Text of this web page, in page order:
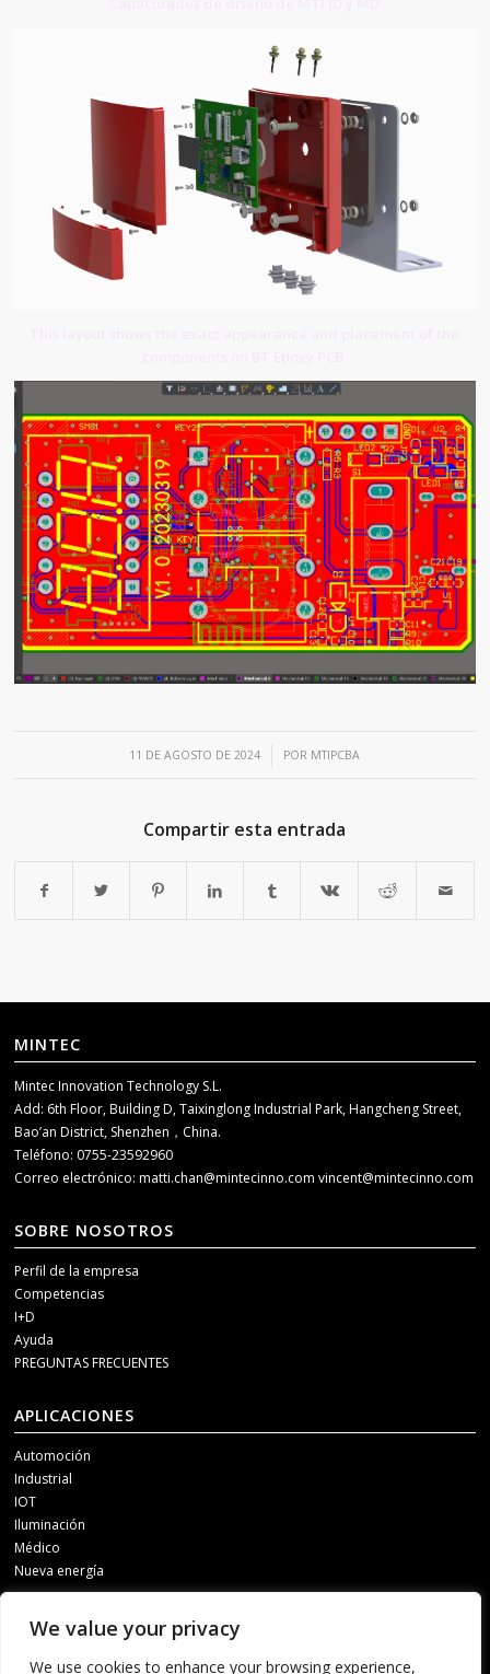
We value your privacy
We use cookies to enhance your browsing experience,
11 DE AGOSTO DE 2024
/ POR MTIPCBA
Compartir esta entrada
MINTEC
Mintec Innovation Technology S.L.
Add: 6th Floor, Building D, Taixinglong Industrial Park, Hangcheng Street,
Bao’an District, Shenzhen，China.
Teléfono: 0755-23592960
Correo electrónico:matti.chan@mintecinno.comvincent@mintecinno.com
SOBRE NOSOTROS
Perfil de la empresa
Competencias
I+D
Ayuda
PREGUNTAS FRECUENTES
APLICACIONES
Automoción
Industrial
IOT
Iluminación
Médico
Nueva energía
MEDIOS DE COMUNICACIÓN SOCIAL
Para recibir información actualizada, póngase en contacto con nosotros a